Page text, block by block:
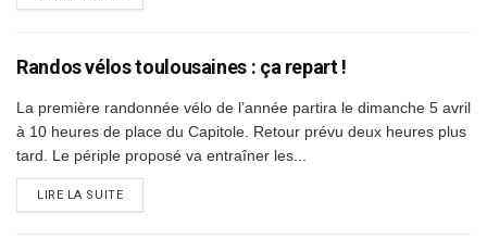
Randos vélos toulousaines : ça repart !
La première randonnée vélo de l’année partira le dimanche 5 avril
à 10 heures de place du Capitole. Retour prévu deux heures plus
tard. Le périple proposé va entraîner les...
LIRE LA SUITEDETAILS